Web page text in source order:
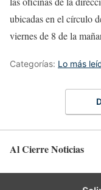
ubicadas en el círculo
viernes de 8 de la
Categorías: Lo más
Al Cierre Noticias